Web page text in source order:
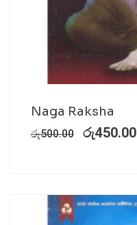
Naga Raksha
රු500.00 රු450.00